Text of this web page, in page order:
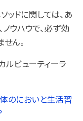
ッドに関しては、あ
ウハウで、必ず効
ん。
ルビューティーラ
体のにおいと生活習